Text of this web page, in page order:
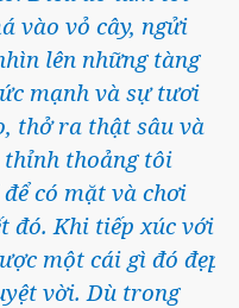
vào vỏ cây, ngửi
lên những tàng
mạnh và sự tươi
thở ra thật sâu và
thỉnh thoảng tôi
có mặt và chơi
đó. Khi tiếp xúc với
một cái gì đó đẹp
vời. Dù trong